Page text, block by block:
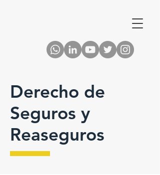
Derecho de
Seguros y
Reaseguros